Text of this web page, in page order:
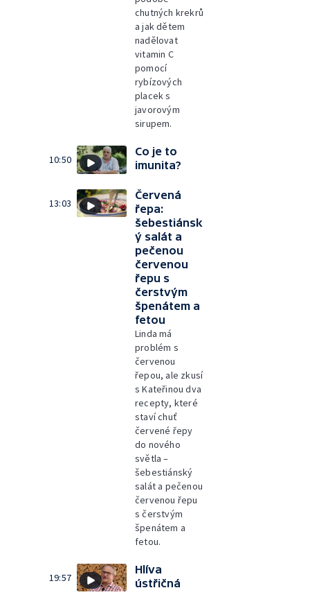
chutných krekrů
a jak dětem
nadělovat
vitamin C
pomocí
rybízových
placek s
javorovým
sirupem.
10:50
Co je to
imunita?
13:03
Červená
řepa:
šebestiánsk
ý salát a
pečenou
červenou
řepu s
čerstvým
špenátem a
fetou
Linda má
problém s
červenou
řepou, ale zkusí
s Kateřinou dva
recepty, které
staví chuť
červené řepy
do nového
světla –
šebestiánský
salát a pečenou
červenou řepu
s čerstvým
špenátem a
fetou.
19:57
Hlíva
ústřičná